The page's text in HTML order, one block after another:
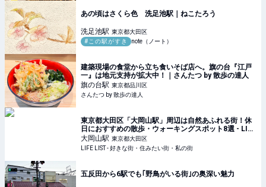
あの頃はさくら色 洗足池駅｜ねこたろう
洗足池駅 東京都大田区
#この駅がすき
note（ノート）
建築現場の食堂から立ち食いそば店へ。旗の台『江戸
一』は地元支持が拡大中！｜さんたつ by 散歩の達人
旗の台駅 東京都品川区
さんたつ by 散歩の達人
東京都大田区「大岡山駅」周辺は自然あふれる街！休
日におすすめの散歩・ウォーキングスポット8選 - LIFE
LIST - 好きな街・住みたい街・私の街
大岡山駅 東京都大田区
LIFE LIST - 好きな街・住みたい街・私の街
五反田から6駅でも｢野鳥がいる街｣の奥深い魅力